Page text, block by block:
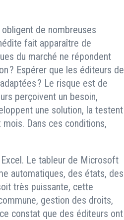
de nombreuses
fait apparaître de
du marché ne répondent
? Espérer que les éditeurs de
? Le risque est de
perçoivent un besoin,
une solution, la testent
Dans ces conditions,
Excel. Le tableur de Microsoft
automatiques, des états, des
très puissante, cette
gestion des droits,
constat que des éditeurs ont